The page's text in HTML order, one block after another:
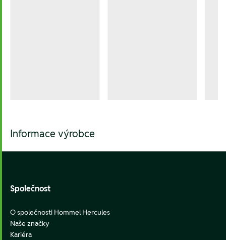
Informace výrobce
Společnost
O společnosti Hommel Hercules
Naše značky
Kariéra